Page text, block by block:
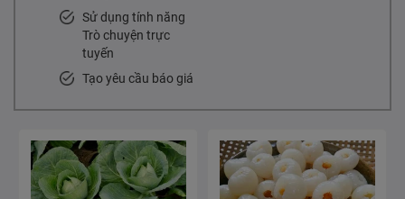
Sử dụng tính năng
Trò chuyện trực
tuyến
Tạo yêu cầu báo giá